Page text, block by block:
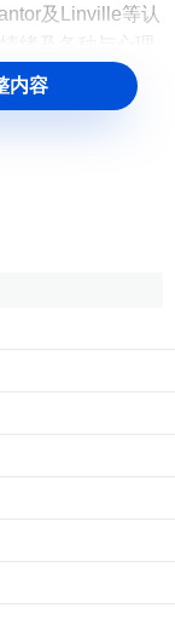
及Linville等认
认为：人们对压
于人们在自我认知
一个人的心理和
种自信、自尊心
响自我概念的因
影响。已有大量
及抑郁水平，提
关(Ragain，
&
水平的整体自尊
1982)提出：身体
少年犯自信心及
秀运动员的自信
。Turker研究表
内容